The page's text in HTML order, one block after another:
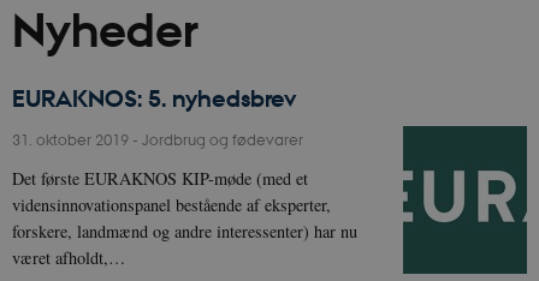
Nyheder
EURAKNOS: 5. nyhedsbrev
31. oktober 2019 - Jordbrug og fødevarer
Det første EURAKNOS KIP-møde (med et
vidensinnovationspanel bestående af eksperter,
forskere, landmænd og andre interessenter) har nu
været afholdt,…